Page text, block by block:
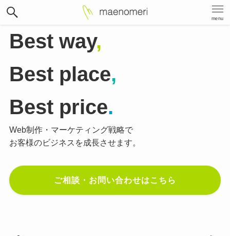
menu
Best way,
Best place,
Best price.
Web制作・マーケティング戦略で
お客様のビジネスを成長させます。
ご相談・お問い合わせはこちら